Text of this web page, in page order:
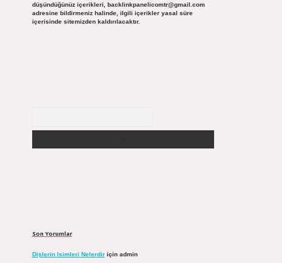
düşündüğünüz içerikleri, backlinkpanelicomtr@gmail.com
adresine bildirmeniz halinde, ilgili içerikler yasal süre
içerisinde sitemizden kaldırılacaktır.
Son Yorumlar
Dişlerin Isimleri Nelerdiriçin admin